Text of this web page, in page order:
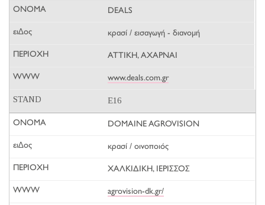
DEALS
κρασί / εισαγωγή - διανομή
ΑΤΤΙΚΗ, ΑΧΑΡΝΑΙ
www.deals.com.gr
E16
DOMAINE AGROVISION
κρασί / οινοποιός
ΧΑΛΚΙΔΙΚΗ, ΙΕΡΙΣΣΟΣ
agrovision-dk.gr/